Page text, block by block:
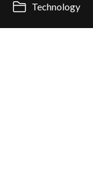
Technology